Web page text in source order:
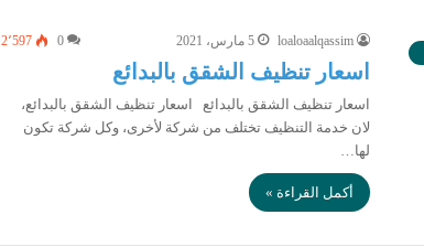
loaloaalqassim 5 مارس، 2021 0 2٬597
اسعار تنظيف الشقق بالبدائع
اسعار تنظيف الشقق بالبدائع اسعار تنظيف الشقق بالبدائع،
لان خدمة التنظيف تختلف من شركة لأخرى، وكل شركة تكون
لها…
أكمل القراءة »